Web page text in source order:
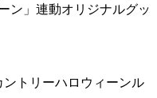
ン」連動オリジナルグッ
トリーハロウィーンル